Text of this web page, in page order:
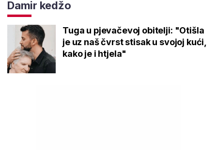
Damir kedžo
Tuga u pjevačevoj obitelji: "Otišla
je uz naš čvrst stisak u svojoj kući,
kako je i htjela"